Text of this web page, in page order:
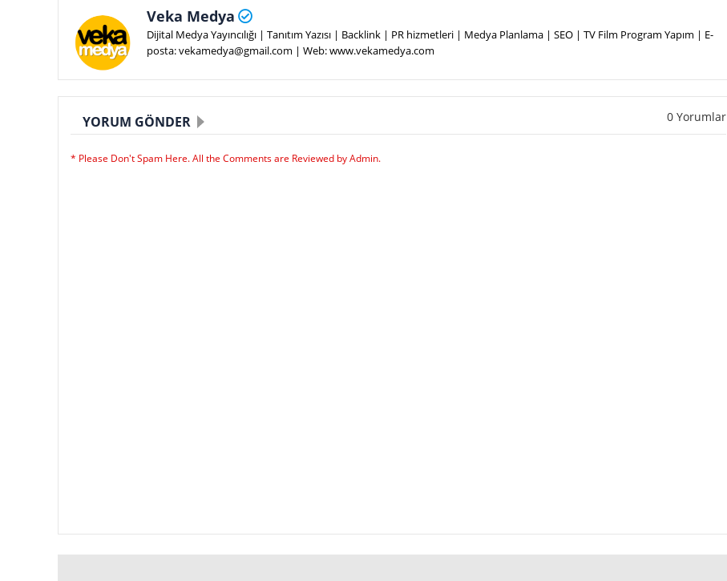
Veka Medya
Dijital Medya Yayıncılığı | Tanıtım Yazısı | Backlink | PR hizmetleri | Medya Planlama | SEO | TV Film Program Yapım | E-
posta: vekamedya@gmail.com | Web: www.vekamedya.com
YORUM GÖNDER 0 Yorumlar
* Please Don't Spam Here. All the Comments are Reviewed by Admin.